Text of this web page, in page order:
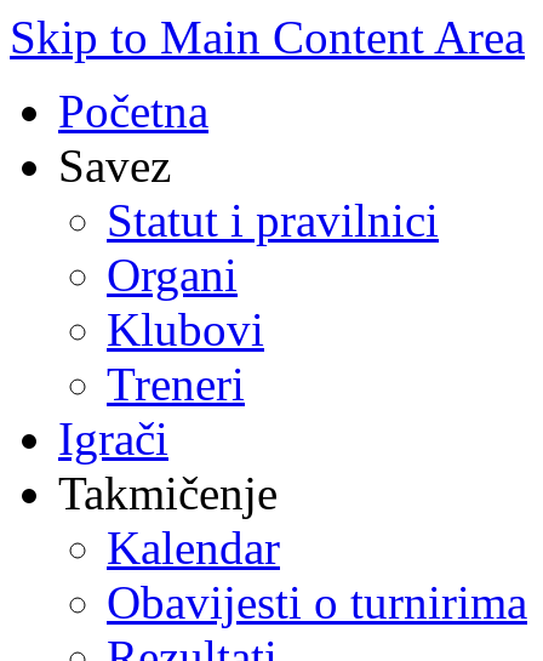
Skip to Main Content Area
Početna
Savez
Statut i pravilnici
Organi
Klubovi
Treneri
Igrači
Takmičenje
Kalendar
Obavijesti o turnirima